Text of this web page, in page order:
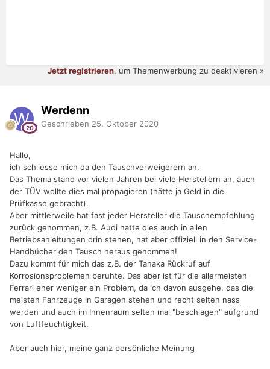
Jetzt registrieren, um Themenwerbung zu deaktivieren »
Werdenn
Geschrieben 25. Oktober 2020
Hallo,
ich schliesse mich da den Tauschverweigerern an.
Das Thema stand vor vielen Jahren bei viele Herstellern an, auch
der TÜV wollte dies mal propagieren (hätte ja Geld in die
Prüfkasse gebracht).
Aber mittlerweile hat fast jeder Hersteller die Tauschempfehlung
zurück genommen, z.B. Audi hatte dies auch in allen
Betriebsanleitungen drin stehen, hat aber offiziell in den Service-
Handbücher den Tausch heraus genommen!
Dazu kommt für mich das z.B. der Tanaka Rückruf auf
Korrosionsproblemen beruhte. Das aber ist für die allermeisten
Ferrari eher weniger ein Problem, da ich davon ausgehe, das die
meisten Fahrzeuge in Garagen stehen und recht selten nass
werden und auch im Innenraum selten mal "beschlagen" aufgrund
von Luftfeuchtigkeit.
Aber auch hier, meine ganz persönliche Meinung